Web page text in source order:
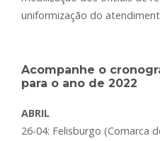
uniformização do
Acompanhe o
para o ano de 2022
ABRIL
26-04: Felisburgo (Comarca